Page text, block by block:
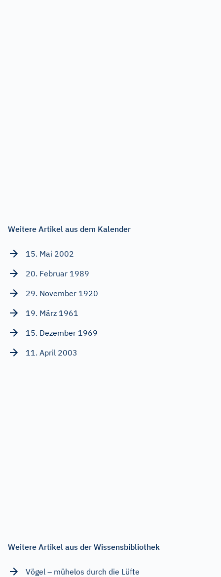
Weitere Artikel aus dem Kalender
15. Mai 2002
20. Februar 1989
29. November 1920
19. März 1961
15. Dezember 1969
11. April 2003
Weitere Artikel aus der Wissensbibliothek
Vögel – mühelos durch die Lüfte